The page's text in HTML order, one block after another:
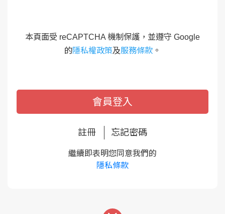
本頁面受 reCAPTCHA 機制保護，並遵守 Google
的隱私權政策及服務條款 。
會員登入
註冊 忘記密碼
繼續即表明您同意我們的
隱私條款